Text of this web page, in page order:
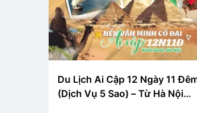
Du Lịch Ai Cập 12 Ngày 11
(Dịch Vụ 5 Sao) – Từ Hà Nội